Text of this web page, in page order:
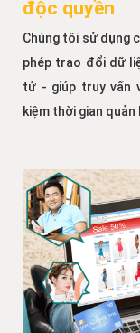
độc quyền
Chúng tôi sử dụng
phép trao đổi dữ
tử - giúp truy vấn
kiệm thời gian